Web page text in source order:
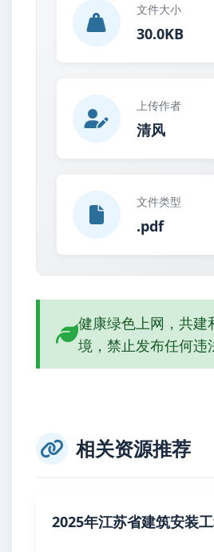
文件大小
30.0KB
上传作者
清风
文件类型
.pdf
健康绿色上网，共建
境，禁止发布任何违
相关资源推荐
2025年江苏省建筑安装